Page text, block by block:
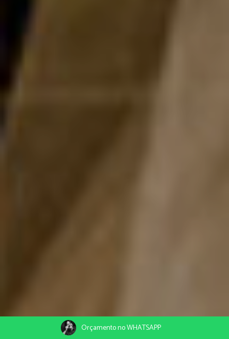
Orçamento no WHATSAPP